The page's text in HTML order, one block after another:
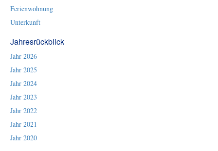
Ferienwohnung
Unterkunft
Jahresrückblick
Jahr 2026
Jahr 2025
Jahr 2024
Jahr 2023
Jahr 2022
Jahr 2021
Jahr 2020